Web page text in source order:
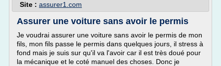
Site : assurer1.com
Assurer une voiture sans avoir le permis
Je voudrai assurer une voiture sans avoir le permis de mon
fils, mon fils passe le permis dans quelques jours, il stress à
fond mais je suis sur qu'il va l'avoir car il est très doué pour
la mécanique et le coté manuel des choses. Donc je